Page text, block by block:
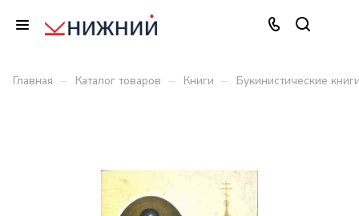
Главная – Каталог товаров – Книги – Букинистические